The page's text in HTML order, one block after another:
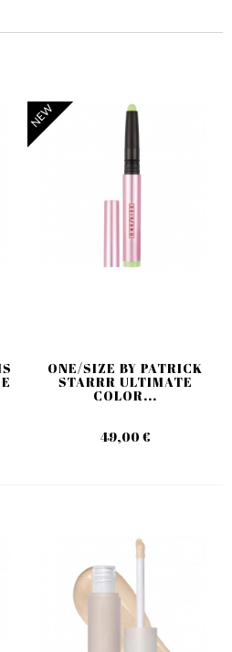
NEW
ONE/SIZE BY PATRICK
STARRR ULTIMATE
COLOR...
49,00 €